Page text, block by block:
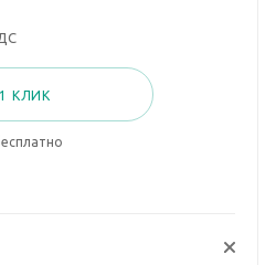
КЛИК